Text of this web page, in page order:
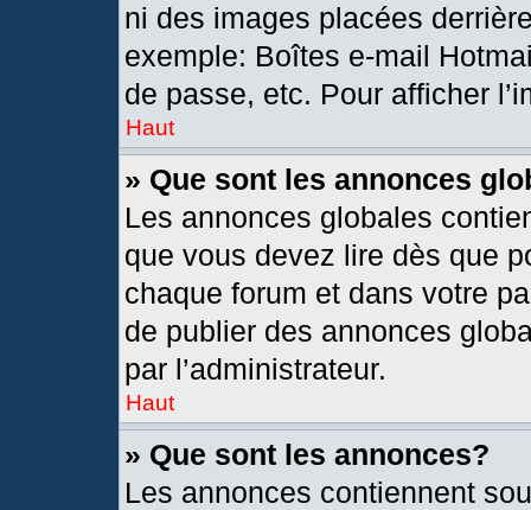
ni des images placées
exemple: Boîtes e-mail
de passe, etc. Pour afficher
Haut
» Que sont les annonces
Les annonces globales
que vous devez lire dès que
chaque forum et dans votre
de publier des annonces
par l’administrateur.
Haut
» Que sont les annonces?
Les annonces contiennent